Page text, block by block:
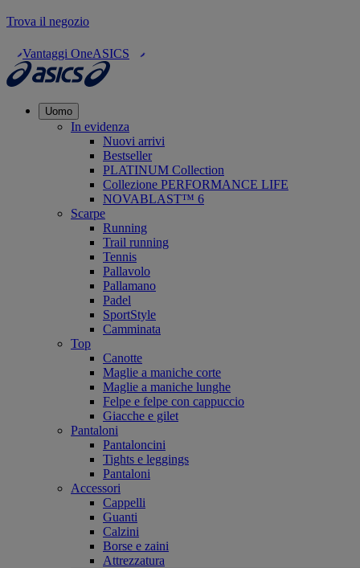
Trova il negozio
Vantaggi OneASICS
Uomo
In evidenza
Nuovi arrivi
Bestseller
PLATINUM Collection
Collezione PERFORMANCE LIFE
NOVABLAST™ 6
Scarpe
Running
Trail running
Tennis
Pallavolo
Pallamano
Padel
SportStyle
Camminata
Top
Canotte
Maglie a maniche corte
Maglie a maniche lunghe
Felpe e felpe con cappuccio
Giacche e gilet
Pantaloni
Pantaloncini
Tights e leggings
Pantaloni
Accessori
Cappelli
Guanti
Calzini
Borse e zaini
Attrezzatura